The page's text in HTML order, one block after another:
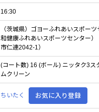
16:30
（茨城県）ゴヨーふれあいスポー
和健康ふれあいスポーツセンター）
市仁連2042-1）
(コート数) 16 (ボール) ニッタク3ス
ムクリーン
ちいたく お気に入り登録